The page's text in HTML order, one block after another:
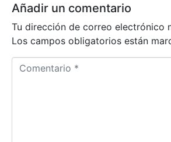
Añadir un comentario
Tu dirección de correo electrónico
Los campos obligatorios están